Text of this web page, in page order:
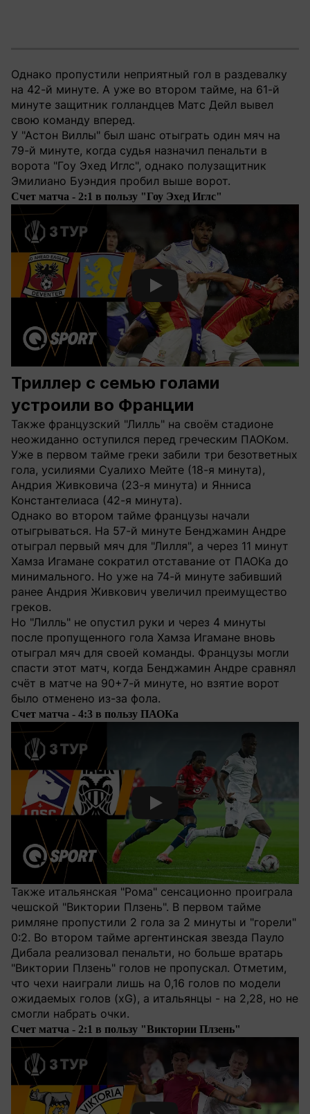
Однако пропустили неприятный гол в раздевалку
на 42-й минуте. А уже во втором тайме, на 61-й
минуте защитник голландцев Матс Дейл вывел
свою команду вперед.
У "Астон Виллы" был шанс отыграть один мяч на
79-й минуте, когда судья назначил пенальти в
ворота "Гоу Эхед Иглс", однако полузащитник
Эмилиано Буэндия пробил выше ворот.
Счет матча - 2:1 в пользу "Гоу Эхед Иглс"
Смотреть видео YouTube
Триллер с семью голами
устроили во Франции
Также французский "Лилль" на своём стадионе
неожиданно оступился перед греческим ПАОКом.
Уже в первом тайме греки забили три безответных
гола, усилиями Суалихо Мейте (18-я минута),
Андрия Живковича (23-я минута) и Янниса
Константелиаса (42-я минута).
Однако во втором тайме французы начали
отыгрываться. На 57-й минуте Бенджамин Андре
отыграл первый мяч для "Лилля", а через 11 минут
Хамза Игамане сократил отставание от ПАОКа до
минимального. Но уже на 74-й минуте забивший
ранее Андрия Живкович увеличил преимущество
греков.
Но "Лилль" не опустил руки и через 4 минуты
после пропущенного гола Хамза Игамане вновь
отыграл мяч для своей команды. Французы могли
спасти этот матч, когда Бенджамин Андре сравнял
счёт в матче на 90+7-й минуте, но взятие ворот
было отменено из-за фола.
Счет матча - 4:3 в пользу ПАОКа
Смотреть видео YouTube
Также итальянская "Рома" сенсационно проиграла
чешской "Виктории Плзень". В первом тайме
римляне пропустили 2 гола за 2 минуты и "горели"
0:2. Во втором тайме аргентинская звезда Пауло
Дибала реализовал пенальти, но больше вратарь
"Виктории Плзень" голов не пропускал. Отметим,
что чехи наиграли лишь на 0,16 голов по модели
ожидаемых голов (xG), а итальянцы - на 2,28, но не
смогли набрать очки.
Счет матча - 2:1 в пользу "Виктории Плзень"